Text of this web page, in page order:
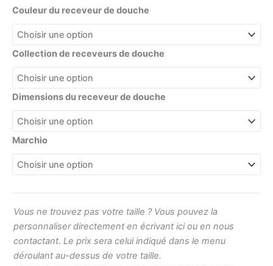
Couleur du receveur de douche
Collection de receveurs de douche
Dimensions du receveur de douche
Marchio
Vous ne trouvez pas votre taille ? Vous pouvez la
personnaliser directement en écrivant ici ou en nous
contactant. Le prix sera celui indiqué dans le menu
déroulant au-dessus de votre taille.